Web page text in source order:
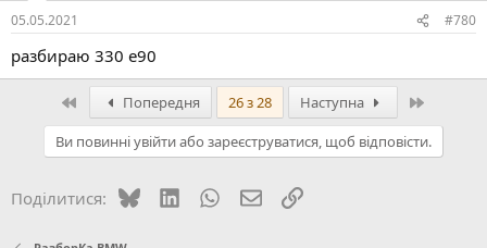
05.05.2021 #780
разбираю 330 е90
ПершийПопередня 26 з 28 Наступна
Ви повинні увійти або зареєструватися, щоб відповісти.
Поділитися: BlueskyLinkedInWhatsApp
E-mailПосилання